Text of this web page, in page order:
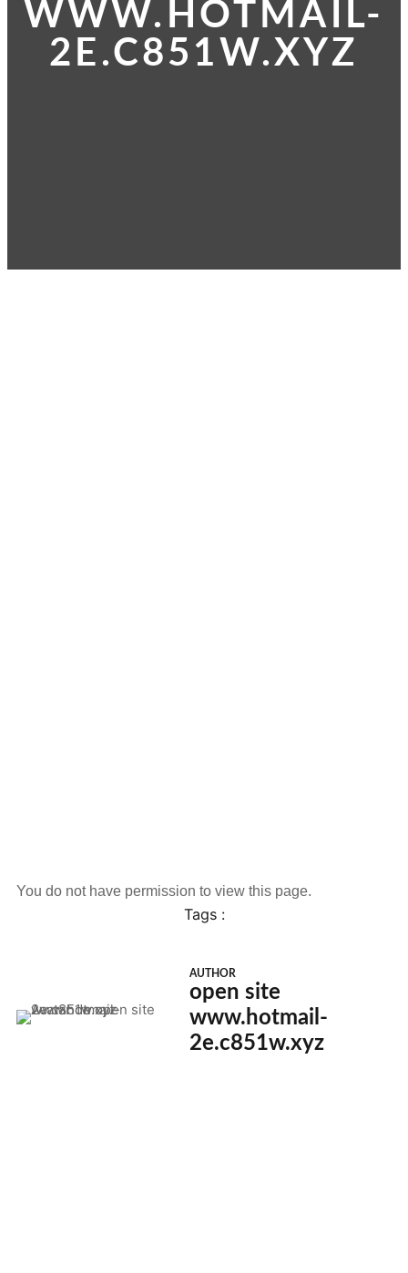
WWW.HOTMAIL-
2E.C851W.XYZ
You do not have permission to view this page.
Tags :
AUTHOR
open site
www.hotmail-
2e.c851w.xyz